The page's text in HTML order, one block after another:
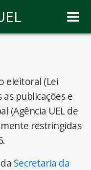
eleitoral (Lei
as publicações e
(Agência UEL de
restringidas
Secretaria da